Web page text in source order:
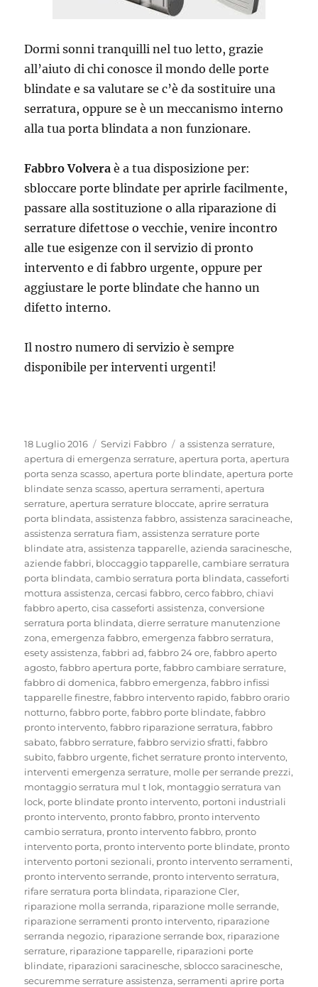
Dormi sonni tranquilli nel tuo letto, grazie
all’aiuto di chi conosce il mondo delle porte
blindate e sa valutare se c’è da sostituire una
serratura, oppure se è un meccanismo interno
alla tua porta blindata a non funzionare.
Fabbro Volvera è a tua disposizione per:
sbloccare porte blindate per aprirle facilmente,
passare alla sostituzione o alla riparazione di
serrature difettose o vecchie, venire incontro
alle tue esigenze con il servizio di pronto
intervento e di fabbro urgente, oppure per
aggiustare le porte blindate che hanno un
difetto interno.
Il nostro numero di servizio è sempre
disponibile per interventi urgenti!
Pubblicato
il
18 Luglio 2016 Categorie
Servizi Fabbro Tag
a ssistenza serrature,
apertura di emergenza serrature,apertura porta,apertura
porta senza scasso,apertura porte blindate,apertura porte
blindate senza scasso,apertura serramenti,apertura
serrature,apertura serrature bloccate,aprire serratura
porta blindata,assistenza fabbro,assistenza saracineache,
assistenza serratura fiam,assistenza serrature porte
blindate atra,assistenza tapparelle,azienda saracinesche,
aziende fabbri, bloccaggio tapparelle,cambiare serratura
porta blindata,cambio serratura porta blindata,casseforti
mottura assistenza,cercasi fabbro,cerco fabbro,chiavi
fabbro aperto,cisa casseforti assistenza,conversione
serratura porta blindata,dierre serrature manutenzione
zona,emergenza fabbro,emergenza fabbro serratura,
esety assistenza,fabbri ad,fabbro 24 ore,fabbro aperto
agosto,fabbro apertura porte,fabbro cambiare serrature,
fabbro di domenica,fabbro emergenza,fabbro infissi
tapparelle finestre,fabbro intervento rapido,fabbro orario
notturno,fabbro porte,fabbro porte blindate,fabbro
pronto intervento,fabbro riparazione serratura,fabbro
sabato,fabbro serrature,fabbro servizio sfratti,fabbro
subito,fabbro urgente,fichet serrature pronto intervento,
interventi emergenza serrature, molle per serrande prezzi,
montaggio serratura mul t lok, montaggio serratura van
lock, porte blindate pronto intervento, portoni industriali
pronto intervento, pronto fabbro, pronto intervento
cambio serratura, pronto intervento fabbro, pronto
intervento porta, pronto intervento porte blindate, pronto
intervento portoni sezionali, pronto intervento serramenti,
pronto intervento serrande, pronto intervento serratura,
rifare serratura porta blindata, riparazione Cler,
riparazione molla serranda, riparazione molle serrande,
riparazione serramenti pronto intervento, riparazione
serranda negozio, riparazione serrande box, riparazione
serrature, riparazione tapparelle, riparazioni porte
blindate, riparazioni saracinesche,sblocco saracinesche,
securemme serrature assistenza,serramenti aprire porta